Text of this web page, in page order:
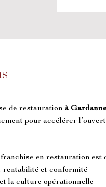
de restauration à
pour accélérer
en restauration est
rentabilité et conformité
la culture opérationnelle